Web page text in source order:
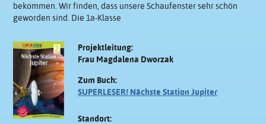
bekommen. Wir finden, dass unsere Schaufenster sehr schön
geworden sind. Die 1a-Klasse
Projektleitung:
Frau Magdalena Dworzak
Zum Buch:
SUPERLESER! Nächste Station Jupiter
Standort: